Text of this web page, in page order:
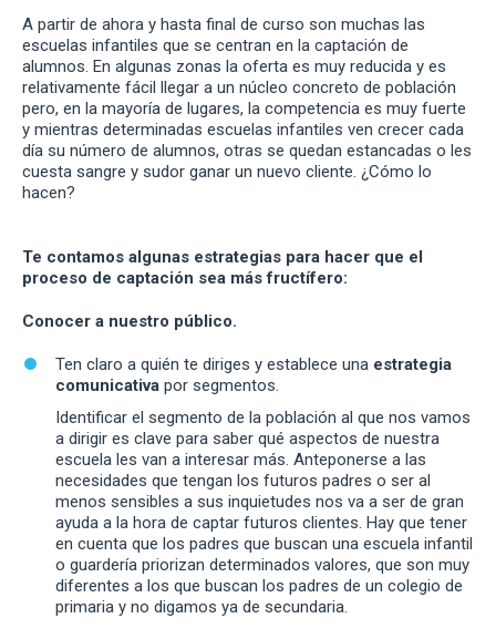
A partir de ahora y hasta final de curso son muchas las
escuelas infantiles que se centran en la captación de
alumnos. En algunas zonas la oferta es muy reducida y es
relativamente fácil llegar a un núcleo concreto de población
pero, en la mayoría de lugares, la competencia es muy fuerte
y mientras determinadas escuelas infantiles ven crecer cada
día su número de alumnos, otras se quedan estancadas o les
cuesta sangre y sudor ganar un nuevo cliente. ¿Cómo lo
hacen?
Te contamos algunas estrategias para hacer que el
proceso de captación sea más fructífero:
Conocer a nuestro público.
Ten claro a quién te diriges y establece una estrategia
comunicativa por segmentos.
Identificar el segmento de la población al que nos vamos
a dirigir es clave para saber qué aspectos de nuestra
escuela les van a interesar más. Anteponerse a las
necesidades que tengan los futuros padres o ser al
menos sensibles a sus inquietudes nos va a ser de gran
ayuda a la hora de captar futuros clientes. Hay que tener
en cuenta que los padres que buscan una escuela infantil
o guardería priorizan determinados valores, que son muy
diferentes a los que buscan los padres de un colegio de
primaria y no digamos ya de secundaria.